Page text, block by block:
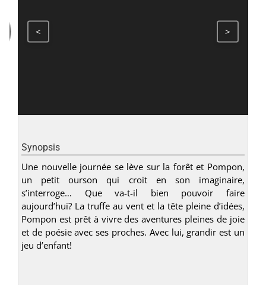
< >
Synopsis
Une nouvelle journée se lève sur la forêt et Pompon,
un petit ourson qui croit en son imaginaire,
s’interroge… Que va-t-il bien pouvoir faire
aujourd’hui? La truffe au vent et la tête pleine d’idées,
Pompon est prêt à vivre des aventures pleines de joie
et de poésie avec ses proches. Avec lui, grandir est un
jeu d’enfant!